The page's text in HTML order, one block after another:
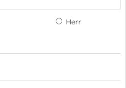
Herr